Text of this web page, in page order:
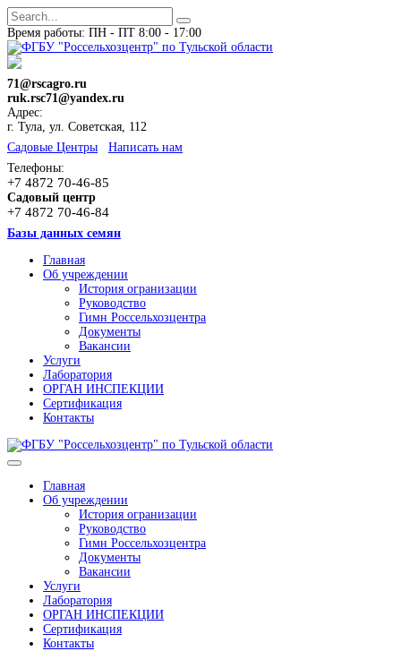
Время работы: ПН - ПТ 8:00 - 17:00
71@rscagro.ru
ruk.rsc71@yandex.ru
Адрес:
г. Тула, ул. Советская, 112
Cадовые Центры
Написать нам
Телефоны:
+7 4872 70-46-85
Садовый центр
+7 4872 70-46-84
Базы данных семян
Главная
Об учреждении
История огранизации
Руководство
Гимн Россельхозцентра
Документы
Вакансии
Услуги
Лаборатория
ОРГАН ИНСПЕКЦИИ
Сертификация
Контакты
Главная
Об учреждении
История огранизации
Руководство
Гимн Россельхозцентра
Документы
Вакансии
Услуги
Лаборатория
ОРГАН ИНСПЕКЦИИ
Сертификация
Контакты